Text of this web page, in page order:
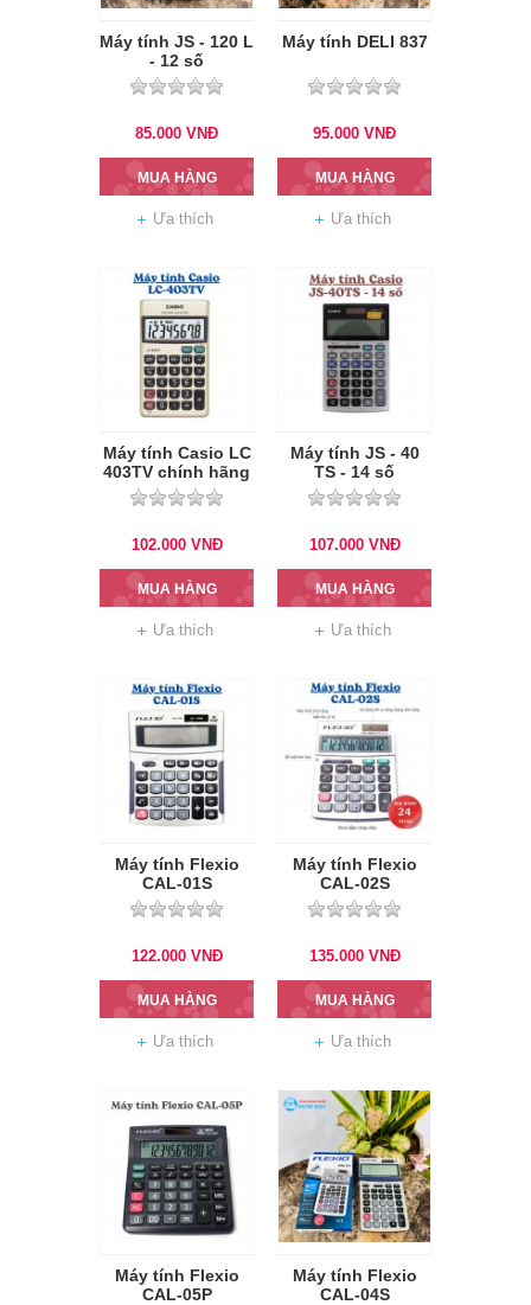
Máy tính JS - 120 L
- 12 số
85.000 VNĐ
MUA HÀNG
Ưa thích
Máy tính DELI 837
95.000 VNĐ
MUA HÀNG
Ưa thích
Máy tính Casio LC
403TV chính hãng
102.000 VNĐ
MUA HÀNG
Ưa thích
Máy tính JS - 40
TS - 14 số
107.000 VNĐ
MUA HÀNG
Ưa thích
Máy tính Flexio
CAL-01S
122.000 VNĐ
MUA HÀNG
Ưa thích
Máy tính Flexio
CAL-02S
135.000 VNĐ
MUA HÀNG
Ưa thích
Máy tính Flexio
CAL-05P
Máy tính Flexio
CAL-04S